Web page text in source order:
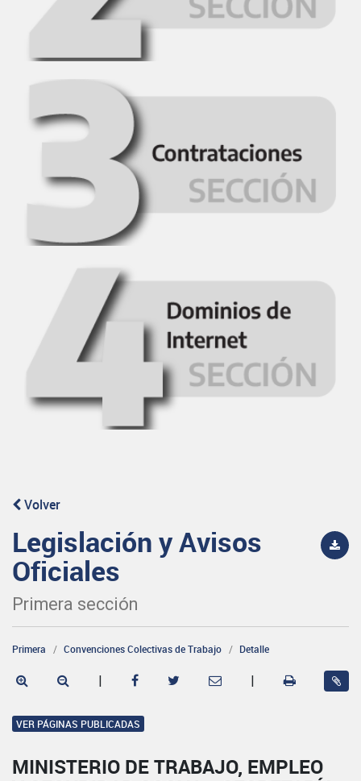
Volver
Legislación y Avisos
Oficiales
Primera sección
Primera Convenciones Colectivas de Trabajo Detalle
| |
VER PÁGINAS PUBLICADAS
MINISTERIO DE TRABAJO, EMPLEO